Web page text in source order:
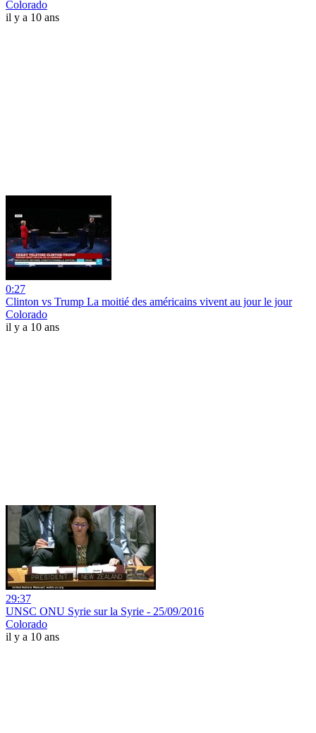
Colorado
il y a 10 ans
0:27
Clinton vs Trump La moitié des américains vivent au jour le jour
Colorado
il y a 10 ans
29:37
UNSC ONU Syrie sur la Syrie - 25/09/2016
Colorado
il y a 10 ans